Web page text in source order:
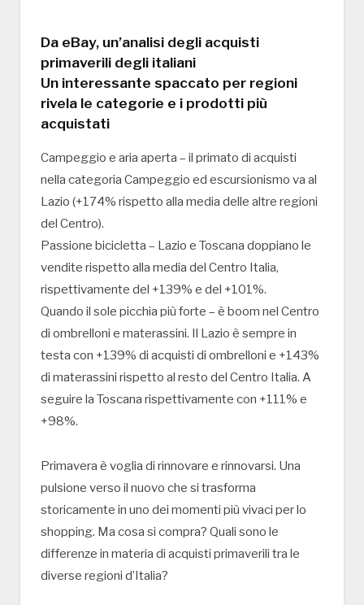
Da eBay, un’analisi degli acquisti
primaverili degli italiani
Un interessante spaccato per regioni
rivela le categorie e i prodotti più
acquistati
Campeggio e aria aperta – il primato di acquisti
nella categoria Campeggio ed escursionismo va al
Lazio (+174% rispetto alla media delle altre regioni
del Centro).
Passione bicicletta – Lazio e Toscana doppiano le
vendite rispetto alla media del Centro Italia,
rispettivamente del +139% e del +101%.
Quando il sole picchia più forte – è boom nel Centro
di ombrelloni e materassini. Il Lazio è sempre in
testa con +139% di acquisti di ombrelloni e +143%
di materassini rispetto al resto del Centro Italia. A
seguire la Toscana rispettivamente con +111% e
+98%.
Primavera è voglia di rinnovare e rinnovarsi. Una
pulsione verso il nuovo che si trasforma
storicamente in uno dei momenti più vivaci per lo
shopping. Ma cosa si compra? Quali sono le
differenze in materia di acquisti primaverili tra le
diverse regioni d’Italia?